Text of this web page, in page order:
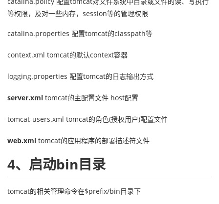
等权限，及对一些内存，session等的管理权限
catalina.properties 配置tomcat的classpath等
context.xml tomcat的默认context容器
logging.properties 配置tomcat的日志输出方式
server.xml tomcat的主配置文件 host配置
tomcat-users.xml tomcat的角色(授权用户)配置文件
web.xml tomcat的应用程序的部署描述符文件
4、启动bin目录
tomcat的相关管理命令在$prefix/bin目录下